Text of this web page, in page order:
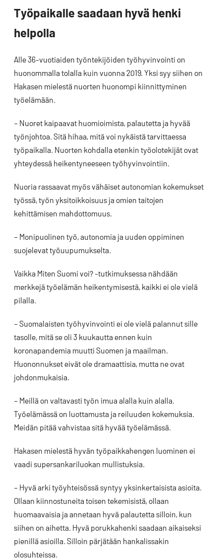
Työpaikalle saadaan hyvä henki
helpolla
Alle 36-vuotiaiden työntekijöiden työhyvinvointi on
huonommalla tolalla kuin vuonna 2019. Yksi syy siihen on
Hakasen mielestä nuorten huonompi kiinnittyminen
työelämään.
– Nuoret kaipaavat huomioimista, palautetta ja hyvää
työnjohtoa. Sitä hihaa, mitä voi nykäistä tarvittaessa
työpaikalla. Nuorten kohdalla etenkin työolotekijät ovat
yhteydessä heikentyneeseen työhyvinvointiin.
Nuoria rassaavat myös vähäiset autonomian kokemukset
työssä, työn yksitoikkoisuus ja omien taitojen
kehittämisen mahdottomuus.
– Monipuolinen työ, autonomia ja uuden oppiminen
suojelevat työuupumukselta.
Vaikka Miten Suomi voi? -tutkimuksessa nähdään
merkkejä työelämän heikentymisestä, kaikki ei ole vielä
pilalla.
– Suomalaisten työhyvinvointi ei ole vielä palannut sille
tasolle, mitä se oli 3 kuukautta ennen kuin
koronapandemia muutti Suomen ja maailman.
Huononnukset eivät ole dramaattisia, mutta ne ovat
johdonmukaisia.
– Meillä on valtavasti työn imua alalla kuin alalla.
Työelämässä on luottamusta ja reiluuden kokemuksia.
Meidän pitää vahvistaa sitä hyvää työelämässä.
Hakasen mielestä hyvän työpaikkahengen luominen ei
vaadi supersankariluokan mullistuksia.
– Hyvä arki työyhteisössä syntyy yksinkertaisista asioita.
Ollaan kiinnostuneita toisen tekemisistä, ollaan
huomaavaisia ja annetaan hyvä palautetta silloin, kun
siihen on aihetta. Hyvä porukkahenki saadaan aikaiseksi
pienillä asioilla. Silloin pärjätään hankalissakin
olosuhteissa.